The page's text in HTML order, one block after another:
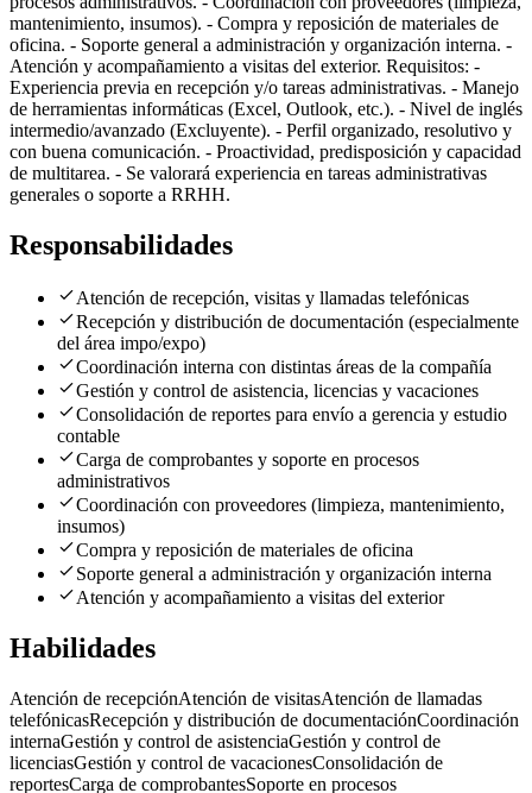
mantenimiento, insumos). - Compra y reposición de materiales de
oficina. - Soporte general a administración y organización interna. -
Atención y acompañamiento a visitas del exterior. Requisitos: -
Experiencia previa en recepción y/o tareas administrativas. - Manejo
de herramientas informáticas (Excel, Outlook, etc.). - Nivel de inglés
intermedio/avanzado (Excluyente). - Perfil organizado, resolutivo y
con buena comunicación. - Proactividad, predisposición y capacidad
de multitarea. - Se valorará experiencia en tareas administrativas
generales o soporte a RRHH.
Responsabilidades
Atención de recepción, visitas y llamadas telefónicas
Recepción y distribución de documentación (especialmente
del área impo/expo)
Coordinación interna con distintas áreas de la compañía
Gestión y control de asistencia, licencias y vacaciones
Consolidación de reportes para envío a gerencia y estudio
contable
Carga de comprobantes y soporte en procesos
administrativos
Coordinación con proveedores (limpieza, mantenimiento,
insumos)
Compra y reposición de materiales de oficina
Soporte general a administración y organización interna
Atención y acompañamiento a visitas del exterior
Habilidades
Atención de recepciónAtención de visitasAtención de llamadas
telefónicasRecepción y distribución de documentaciónCoordinación
internaGestión y control de asistenciaGestión y control de
licenciasGestión y control de vacacionesConsolidación de
reportesCarga de comprobantesSoporte en procesos